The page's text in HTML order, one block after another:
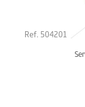
Ref. 504201